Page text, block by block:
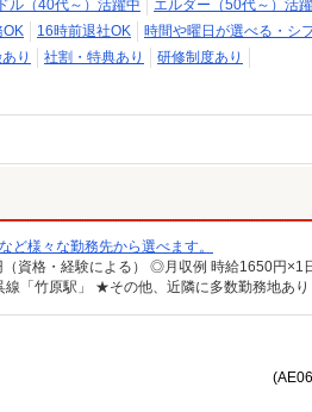
ル（40代～）活躍中
エルダー（50代～）活
OK 16時前退社OK
時間や曜日が選べる・シ
り 社割・特典あり
研修制度あり
様々な勤務先から選べます。
「竹原駅」 ★その他、近隣に多数勤務地あり